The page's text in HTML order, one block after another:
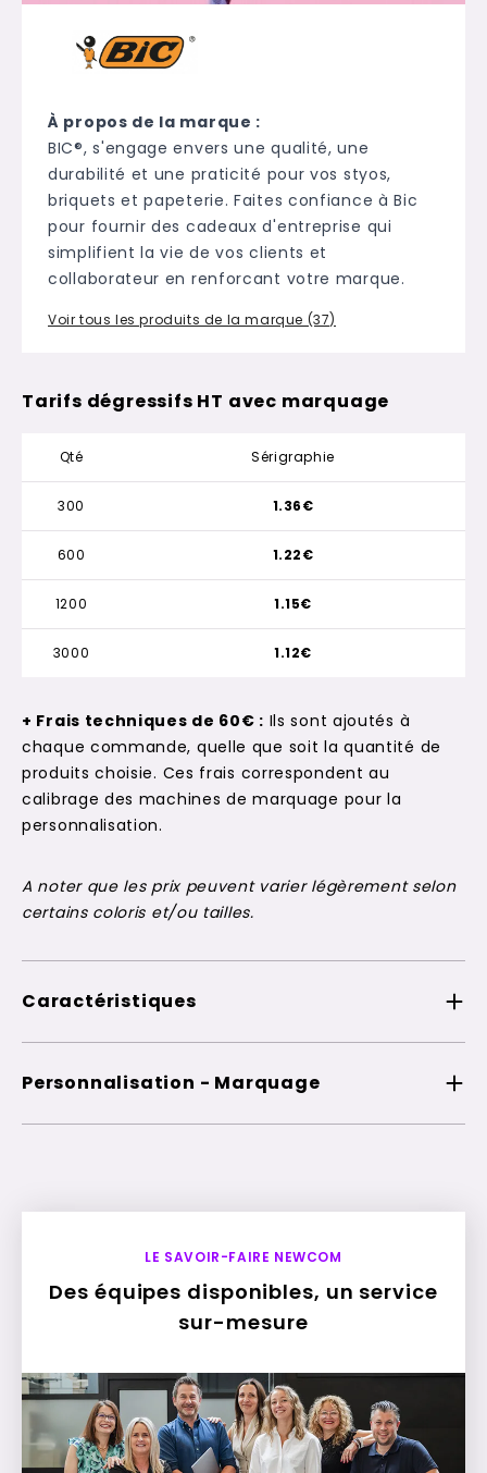
À propos de la marque :
BIC®, s'engage envers une qualité, une
durabilité et une praticité pour vos styos,
briquets et papeterie. Faites confiance à Bic
pour fournir des cadeaux d'entreprise qui
simplifient la vie de vos clients et
collaborateur en renforcant votre marque.
Voir tous les produits de la marque (37)
Tarifs dégressifs HT avec marquage
Qté Sérigraphie
300
600
1200
3000
1.36€
1.22€
1.15€
1.12€
+ Frais techniques de 60€ : Ils sont ajoutés à
chaque commande, quelle que soit la quantité de
produits choisie. Ces frais correspondent au
calibrage des machines de marquage pour la
personnalisation.
A noter que les prix peuvent varier légèrement selon
certains coloris et/ou tailles.
Caractéristiques
Personnalisation - Marquage
LE SAVOIR-FAIRE NEWCOM
Des équipes disponibles, un service
sur-mesure